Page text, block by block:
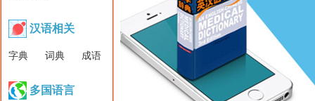
汉语相关
字典 词典 成语
多国语言